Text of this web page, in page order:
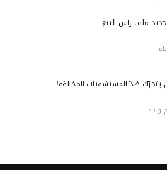
ملف رأس النبع
يتحرّك ضدّ المستشفيات المخالفة!
واحد